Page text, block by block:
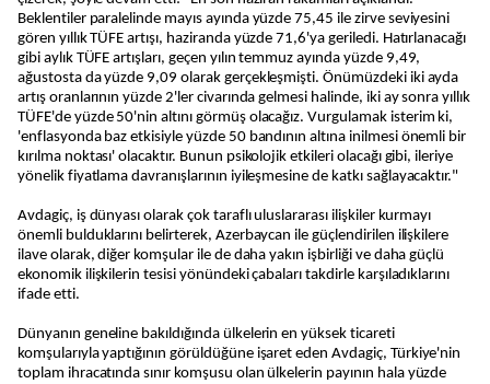
Beklentiler paralelinde mayıs ayında yüzde 75,45 ile zirve seviyesini
gören yıllık TÜFE artışı, haziranda yüzde 71,6'ya geriledi. Hatırlanacağı
gibi aylık TÜFE artışları, geçen yılın temmuz ayında yüzde 9,49,
ağustosta da yüzde 9,09 olarak gerçekleşmişti. Önümüzdeki iki ayda
artış oranlarının yüzde 2'ler civarında gelmesi halinde, iki ay sonra yıllık
TÜFE'de yüzde 50'nin altını görmüş olacağız. Vurgulamak isterim ki,
'enflasyonda baz etkisiyle yüzde 50 bandının altına inilmesi önemli bir
kırılma noktası' olacaktır. Bunun psikolojik etkileri olacağı gibi, ileriye
yönelik fiyatlama davranışlarının iyileşmesine de katkı sağlayacaktır."
Avdagiç, iş dünyası olarak çok taraflı uluslararası ilişkiler kurmayı
önemli bulduklarını belirterek, Azerbaycan ile güçlendirilen ilişkilere
ilave olarak, diğer komşular ile de daha yakın işbirliği ve daha güçlü
ekonomik ilişkilerin tesisi yönündeki çabaları takdirle karşıladıklarını
ifade etti.
Dünyanın geneline bakıldığında ülkelerin en yüksek ticareti
komşularıyla yaptığının görüldüğüne işaret eden Avdagiç, Türkiye'nin
toplam ihracatında sınır komşusu olan ülkelerin payının hala yüzde